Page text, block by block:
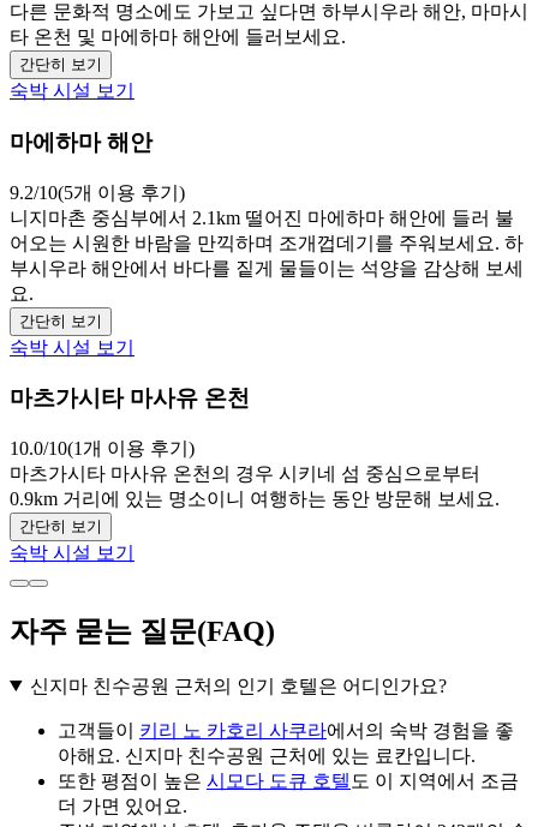
다른 문화적 명소에도 가보고 싶다면 하부시우라 해안, 마마시
타 온천 및 마에하마 해안에 들러보세요.
간단히 보기
숙박 시설 보기
마에하마 해안
9.2/10(5개 이용 후기)
니지마촌 중심부에서 2.1km 떨어진 마에하마 해안에 들러 불
어오는 시원한 바람을 만끽하며 조개껍데기를 주워보세요. 하
부시우라 해안에서 바다를 짙게 물들이는 석양을 감상해 보세
요.
간단히 보기
숙박 시설 보기
마츠가시타 마사유 온천
10.0/10(1개 이용 후기)
마츠가시타 마사유 온천의 경우 시키네 섬 중심으로부터
0.9km 거리에 있는 명소이니 여행하는 동안 방문해 보세요.
간단히 보기
숙박 시설 보기
자주 묻는 질문(FAQ)
신지마 친수공원 근처의 인기 호텔은 어디인가요?
고객들이 키리 노 카호리 사쿠라에서의 숙박 경험을 좋
아해요. 신지마 친수공원 근처에 있는 료칸입니다.
또한 평점이 높은 시모다 도큐 호텔 도 이 지역에서 조금
더 가면 있어요.